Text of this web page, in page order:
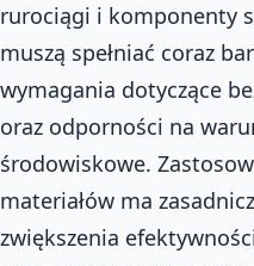
rurociągi i komponenty
muszą spełniać coraz
wymagania dotyczące
oraz odporności na
środowiskowe.
materiałów ma
zwiększenia